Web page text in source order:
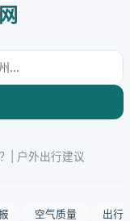
| 户外出行建议
空气质量 出行